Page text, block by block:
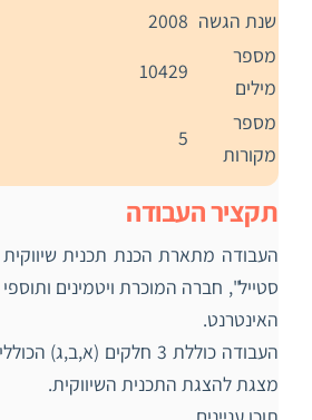
שנת הגשה 2008
מספר
מילים
10429
מספר
מקורות
5
תקציר העבודה
העבודה מתארת הכנת תכנית שיווקית
סטייל", חברה המוכרת ויטמינים
האינטרנט.
העבודה כוללת 3 חלקים
מצגת להצגת התכנית השיווקית.